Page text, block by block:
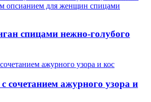
спицами нежно-голубого
сочетанием ажурного узора и